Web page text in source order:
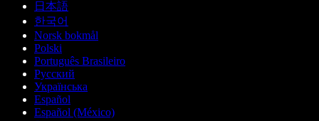
日本語
한국어
Norsk bokmål
Polski
Português Brasileiro
Русский
Українська
Español
Español (México)